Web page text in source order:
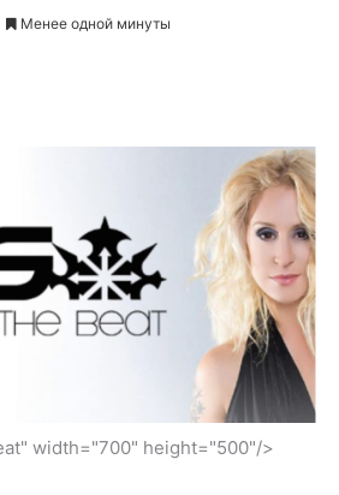
Менее одной минуты
width="700" height="500"/>